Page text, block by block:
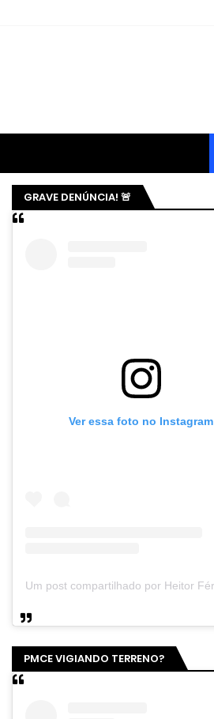
GRAVE DENÚNCIA! 🚨
Ver essa foto no Instagram
PMCE VIGIANDO TERRENO?